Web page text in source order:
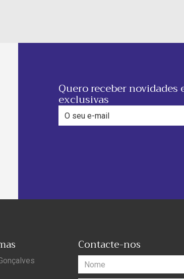
Quero receber novidades
exclusivas
Contacte-nos